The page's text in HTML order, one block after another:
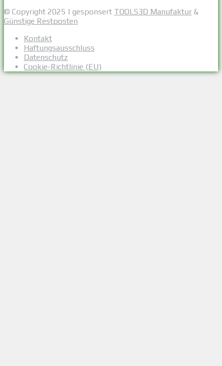
© Copyright 2025 | gesponsert TOOLS3D Manufaktur &
Günstige Restposten
Kontakt
Haftungsausschluss
Datenschutz
Cookie-Richtlinie (EU)